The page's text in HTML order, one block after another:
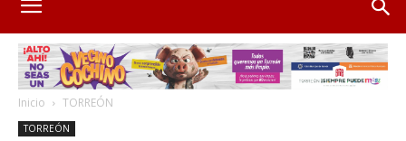
Inicio TORREÓN
TORREÓN